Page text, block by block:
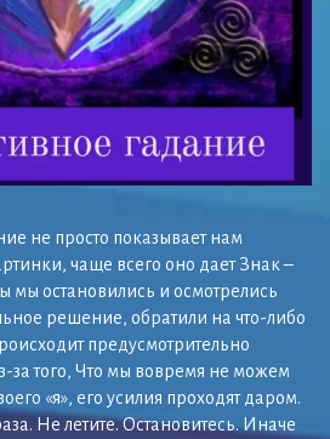
не просто показывает нам
чаще всего оно дает Знак –
мы остановились и осмотрелись
решение, обратили на что-либо
предусмотрительно
того, Что мы вовремя не можем
«я», его усилия проходят даром.
Не летите. Остановитесь. Иначе